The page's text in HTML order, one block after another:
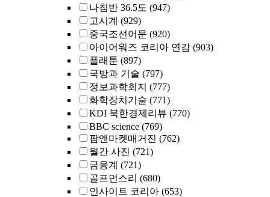
나침반 36.5도 (947)
고시계 (929)
중국조선어문 (920)
아이어워즈 코리아 연감 (903)
플래툰 (897)
국방과 기술 (797)
정보과학회지 (777)
화학장치기술 (771)
KDI 북한경제리뷰 (770)
BBC science (769)
팜앤마켓매거진 (762)
월간 사진 (721)
금융계 (721)
골프먼스리 (680)
인사이트 코리아 (653)